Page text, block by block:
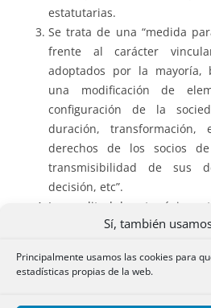
Sí, también
Principalmente usamos las cookies para
estadísticas propias de la web.
estatutarias.
Se trata de una “medida
frente al carácter
adoptados por la mayoría,
una modificación de
configuración de la
duración,
derechos de los socios
transmisibilidad de sus
decisión, etc”.
La amplitud de este régimen
en parte a la regulación
este caso de “la protección
anónimas, precisan de la